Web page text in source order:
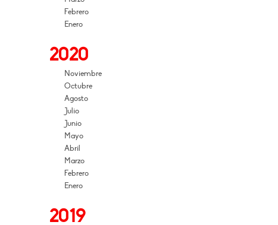
Febrero
Enero
2020
Noviembre
Octubre
Agosto
Julio
Junio
Mayo
Abril
Marzo
Febrero
Enero
2019